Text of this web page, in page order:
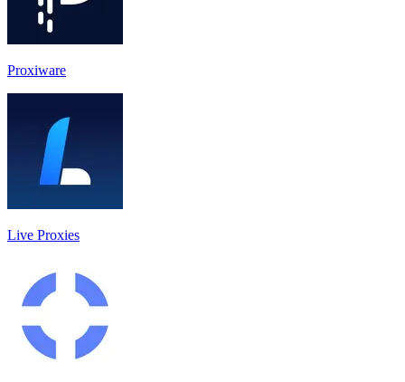
Proxiware
Live Proxies